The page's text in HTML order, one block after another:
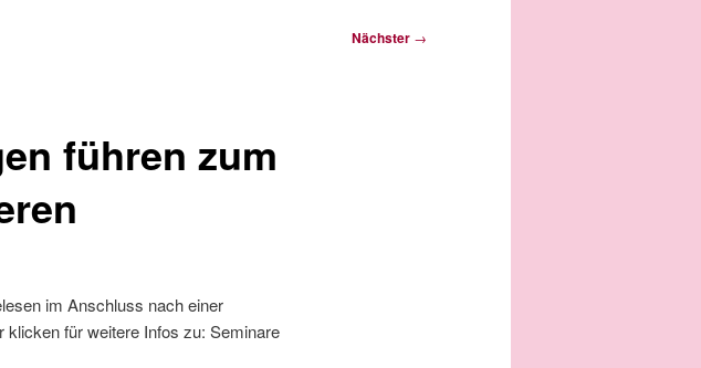
Nächster →
führen zum
im Anschluss nach einer
klicken für weitere Infos zu: Seminare